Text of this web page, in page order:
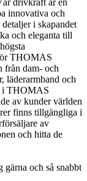
drivkraft är en
innovativa och
i skapandet
och eleganta till
THOMAS
från dam- och
läderarmband och
i THOMAS
av kunder världen
finns tillgängliga i
av
och hitta de
och så snabbt